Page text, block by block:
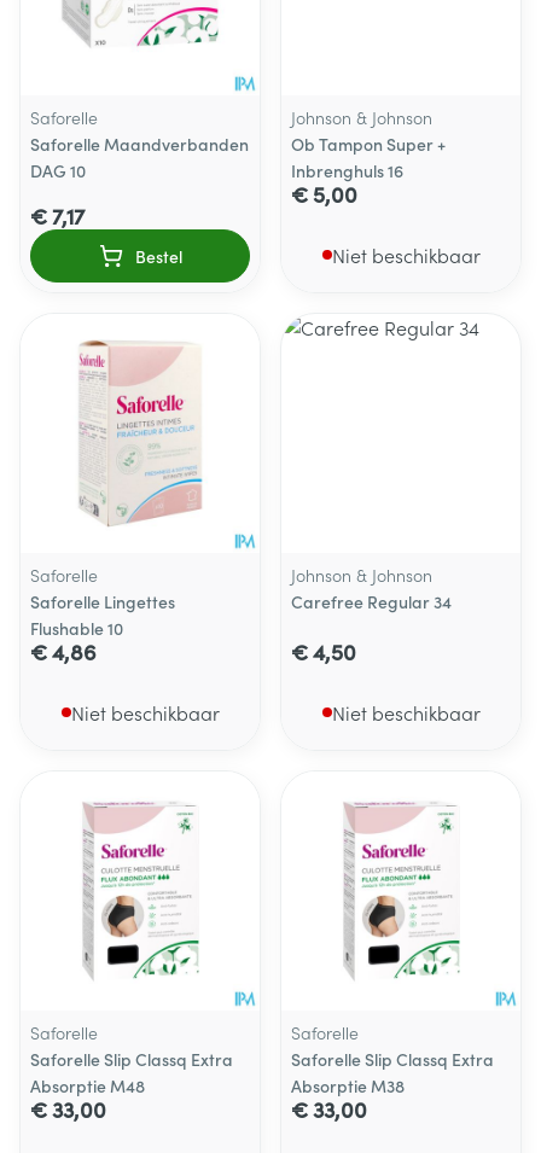
Saforelle
Saforelle Maandverbanden
DAG 10
€ 7,17
Bestel
Johnson & Johnson
Ob Tampon Super +
Inbrenghuls 16
€ 5,00
Niet beschikbaar
Saforelle
Saforelle Lingettes
Flushable 10
€ 4,86
Niet beschikbaar
Johnson & Johnson
Carefree Regular 34
€ 4,50
Niet beschikbaar
Saforelle
Saforelle Slip Classq Extra
Absorptie M48
€ 33,00
Saforelle
Saforelle Slip Classq Extra
Absorptie M38
€ 33,00